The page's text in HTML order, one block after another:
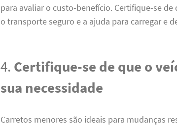
para avaliar o custo-benefício. Certifique-se
o transporte seguro e a ajuda para carregar e
4. Certifique-se de que o
sua necessidade
Carretos menores são ideais para mudanças